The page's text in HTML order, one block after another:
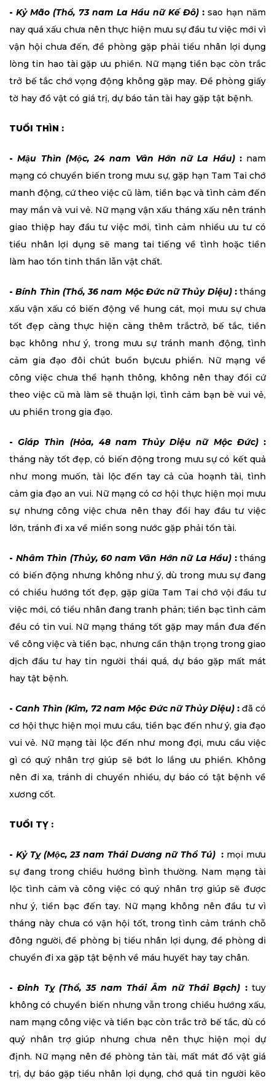
- Kỷ Mão (Thổ, 73 nam La Hầu nữ Kế Đô) : sao hạn năm
nay quá xấu chưa nên thực hiện mưu sự đầu tư việc mới vì
vận hội chưa đến, đề phòng gặp phải tiểu nhân lợi dụng
lòng tin hao tài gặp ưu phiền. Nữ mạng tiền bạc còn trắc
trở bế tắc chớ vọng động không gặp may. Đề phòng giấy
tờ hay đồ vật có giá trị, dự báo tản tài hay gặp tật bệnh.
TUỔI THÌN :
-Mậu Thìn (Mộc, 24 nam Vân Hớn nữ La Hầu) :nam
mạng có chuyển biến trong mưu sự, gặp hạn Tam Tai chớ
manh động, cứ theo việc cũ làm, tiền bạc và tình cảm đến
may mắn và vui vẻ. Nữ mạng vận xấu tháng xấu nên tránh
giao thiệp hay đầu tư việc mới, tình cảm nhiều ưu tư có
tiểu nhân lợi dụng sẽ mang tai tiếng về tình hoặc tiền
làm hao tổn tinh thần lẫn vật chất.
-Bính Thìn (Thổ, 36 nam Mộc Đức nữ Thủy Diệu) :tháng
xấu vận xấu có biến động về hung cát, mọi mưu sự chưa
tốt đẹp càng thực hiện càng thêm trắctrở, bế tắc, tiền
bạc không như ý, trong mưu sự tránh manh động, tình
cảm gia đạo đôi chút buồn bựcưu phiền. Nữ mạng về
công việc chưa thể hạnh thông, không nên thay đổi cứ
theo việc cũ mà làm sẽ thuận lợi, tình cảm bạn bè vui vẻ,
ưu phiền trong gia đạo.
-Giáp Thìn (Hỏa, 48 nam Thủy Diệu nữ Mộc Đức) :
tháng này tốt đẹp, có biến động trong mưu sự có kết quả
như mong muốn, tài lộc đến tay cả của hoạnh tài, tình
cảm gia đạo an vui. Nữ mạng có cơ hội thực hiện mọi mưu
sự nhưng công việc chưa nên thay đổi hay đầu tư việc
lớn, tránh đi xa về miền song nước gặp phải tổn tài.
- Nhâm Thìn (Thủy, 60 nam Vân Hớn nữ La Hầu) :tháng
có biến động nhưng không như ý, dù trong mưu sự đang
có chiều hướng tốt đẹp, gặp giữa Tam Tai chớ vội đầu tư
việc mới, có tiểu nhân đang tranh phản; tiền bạc tình cảm
đều có tin vui. Nữ mạng tháng tốt gặp may mắn đưa đến
về công việc và tiền bạc, nhưng cần thận trọng trong giao
dịch đầu tư hay tin người thái quá, dự báo gặp mất mát
hay tật bệnh.
-Canh Thìn (Kim, 72 nam Mộc Đức nữ Thủy Diệu) :đã có
cơ hội thực hiện mọi mưu cầu, tiền bạc đến như ý, gia đạo
vui vẻ. Nữ mạng tài lộc đến như mong đợi, mưu cầu việc
gì có quý nhân trợ giúp sẽ bớt lo lắng ưu phiền. Không
nên đi xa, tránh di chuyển nhiều, dự báo có tật bệnh về
xương cốt.
TUỔI TỴ :
- Kỷ Tỵ (Mộc, 23 nam Thái Dương nữ Thổ Tú): mọi mưu
sự đang trong chiều hướng bình thường. Nam mạng tài
lộc tình cảm và công việc có quý nhân trợ giúp sẽ được
như ý, tiền bạc đến tay. Nữ mạng không nên đầu tư vì
tháng này chưa có vận hội tốt, trong tình cảm tránh chỗ
đông người, đề phòng bị tiểu nhân lợi dụng, đề phòng di
chuyển đi xa gặp tật bệnh về máu huyết hay tay chân.
-Đinh Tỵ (Thổ, 35 nam Thái Âm nữ Thái Bạch) :tuy
không có chuyển biến nhưng vẫn trong chiều hướng xấu,
nam mạng công việc và tiền bạc còn trắc trở bế tắc, dù có
quý nhân trợ giúp nhưng chưa nên thực hiện mọi dự
định. Nữ mạng nên đề phòng tản tài, mất mát đồ vật giá
trị, dự báo gặp tiểu nhân lợi dụng, chớ quá tin người kẽo